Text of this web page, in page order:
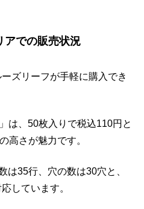
アでの販売状況
ズリーフが手軽に購入でき
は、50枚入りで税込110円と
高さが魅力です。
は35行、穴の数は30穴と、
しています。